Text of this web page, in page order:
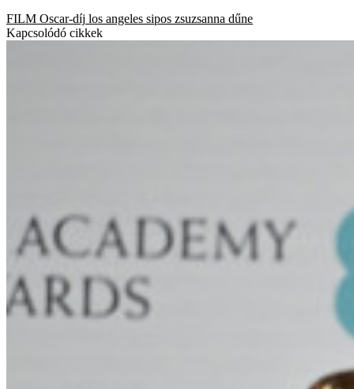
FILM Oscar-díj los angeles sipos zsuzsanna dűne
Kapcsolódó cikkek